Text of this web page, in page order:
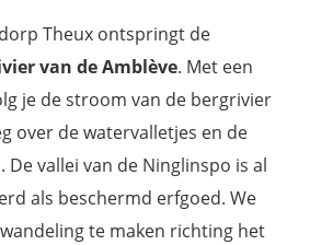
Theux ontspringt de
van de Amblève. Met een
je de stroom van de bergrivier
over de watervalletjes en de
vallei van de Ninglinspo is al
als beschermd erfgoed. We
te maken richting het